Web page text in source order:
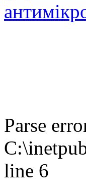
Parse
line 6